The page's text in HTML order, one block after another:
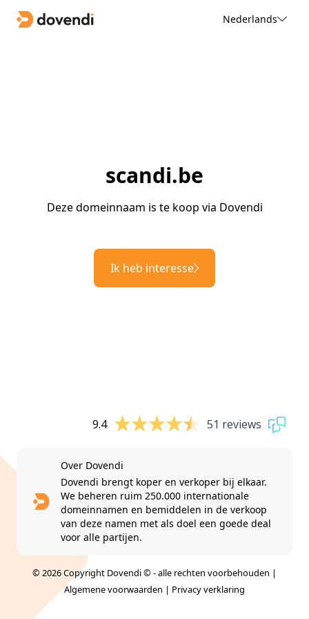
Nederlands
scandi.be
Deze domeinnaam is te koop via Dovendi
Ik heb interesse
9.4 51 reviews
Over Dovendi
Dovendi brengt koper en verkoper bij elkaar.
We beheren ruim 250.000 internationale
domeinnamen en bemiddelen in de verkoop
van deze namen met als doel een goede deal
voor alle partijen.
© 2026 Copyright Dovendi © - alle rechten voorbehouden |
Algemene voorwaarden | Privacy verklaring